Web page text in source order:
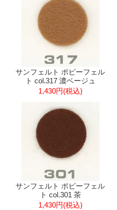
サンフェルト ポピーフェル
ト col.317 濃ベージュ
1,430円(税込)
サンフェルト ポピーフェル
ト col.301 茶
1,430円(税込)